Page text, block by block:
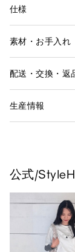
仕様
素材・お手入れ
配送・交換・返
生産情報
公式/